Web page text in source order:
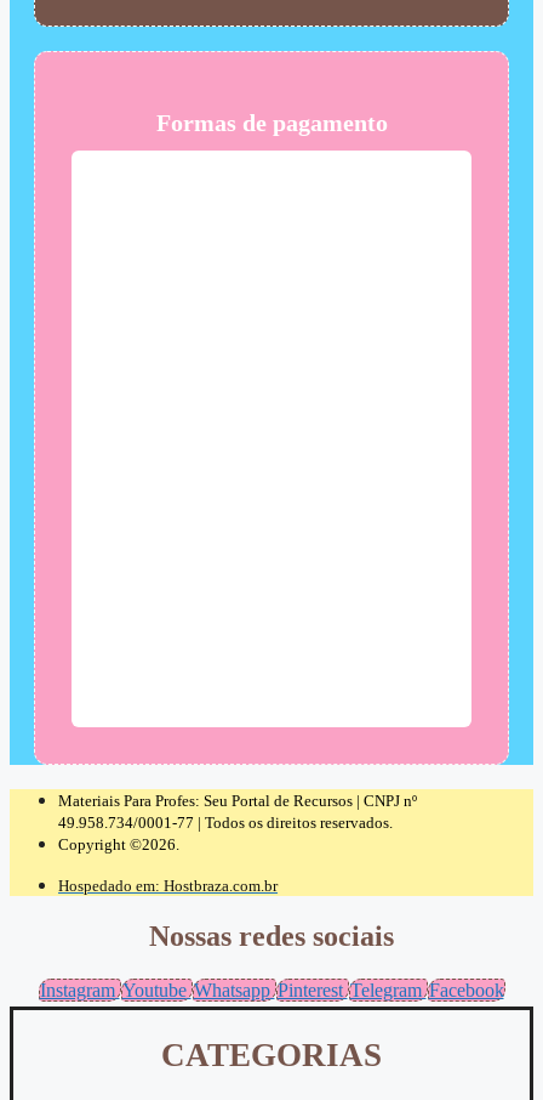
Formas de pagamento
Materiais Para Profes: Seu Portal de Recursos | CNPJ nº
49.958.734/0001-77 | Todos os direitos reservados.
Copyright ©2026.
Hospedado em: Hostbraza.com.br
Nossas redes sociais
Instagram Youtube Whatsapp Pinterest Telegram Facebook
CATEGORIAS